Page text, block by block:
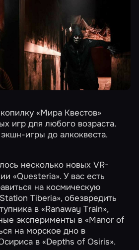
«Мира Квестов»
игр для любого возраста.
игры до алкоквеста.
несколько новых VR-
«Questeria». У вас есть
на космическую
Tiberia», обезвредить
в«Ranaway Train»,
эксперименты в«Manor of
на морское дно в
в«Depths of Osiris».